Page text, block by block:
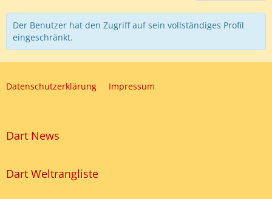
Der Benutzer hat den Zugriff auf sein vollständiges Profil
eingeschränkt.
Datenschutzerklärung Impressum
Dart News
Dart Weltrangliste